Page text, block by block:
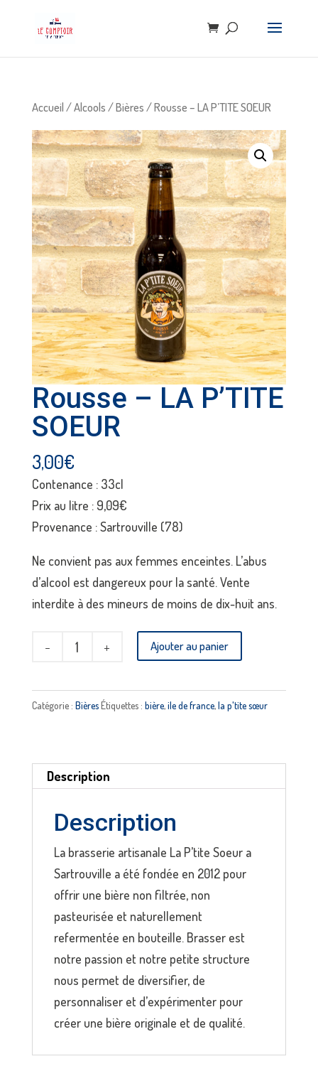
Accueil/Alcools/Bières/ Rousse – LA P’TITE SOEUR
Rousse – LA P’TITE
SOEUR
3,00€
Contenance : 33cl
Prix au litre : 9,09€
Provenance : Sartrouville (78)
Ne convient pas aux femmes enceintes. L’abus
d’alcool est dangereux pour la santé. Vente
interdite à des mineurs de moins de dix-huit ans.
quantité
-
SOEUR
Ajouter au panier
Catégorie : BièresÉtiquettes : bière,ile de france,la p'tite sœur
Description
Description
La brasserie artisanale La P’tite Soeur a
Sartrouville a été fondée en 2012 pour
offrir une bière non filtrée, non
pasteurisée et naturellement
refermentée en bouteille. Brasser est
notre passion et notre petite structure
nous permet de diversifier, de
personnaliser et d’expérimenter pour
créer une bière originale et de qualité.